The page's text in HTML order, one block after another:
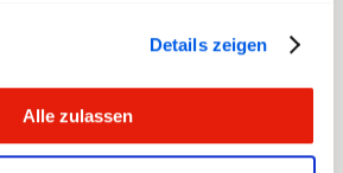
Details zeigen
Alle zulassen
seguito alla perdita della loro
il fatto che ora questi
pagare le conseguenze di